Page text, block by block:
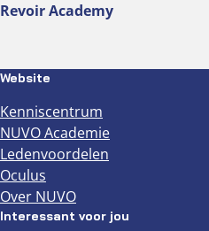
Revoir Academy
Website
Kenniscentrum
NUVO Academie
Ledenvoordelen
Oculus
Over NUVO
Interessant voor jou